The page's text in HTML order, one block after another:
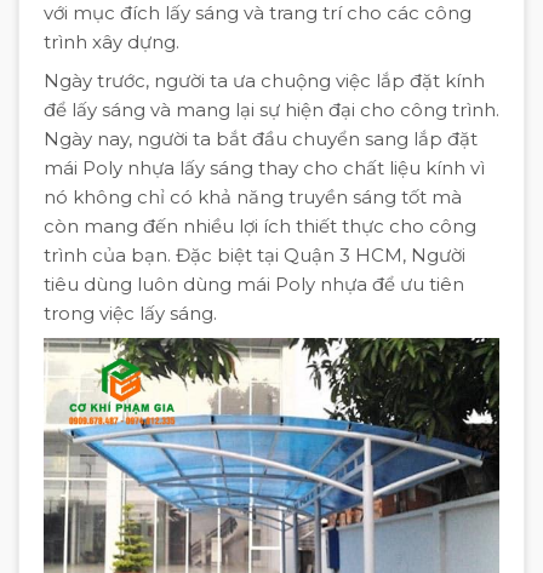
với mục đích lấy sáng và trang trí cho các công
trình xây dựng.
Ngày trước, người ta ưa chuộng việc lắp đặt kính
để lấy sáng và mang lại sự hiện đại cho công trình.
Ngày nay, người ta bắt đầu chuyển sang lắp đặt
mái Poly nhựa lấy sáng thay cho chất liệu kính vì
nó không chỉ có khả năng truyền sáng tốt mà
còn mang đến nhiều lợi ích thiết thực cho công
trình của bạn. Đặc biệt tại Quận 3 HCM, Người
tiêu dùng luôn dùng mái Poly nhựa để ưu tiên
trong việc lấy sáng.